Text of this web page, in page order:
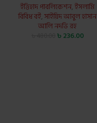
ইত্তিহাদ পাবলিকেশন,ইসলামি
বিবিধ বই,সাইয়িদ আবুল হাসান
আলি নদভি রহ
৳236.00